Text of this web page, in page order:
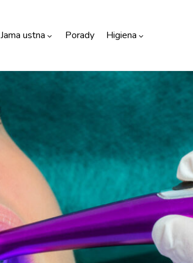
Jama ustna Porady Higiena